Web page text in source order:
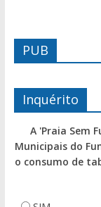
PUB
Inquérito
A 'Praia Sem
Municipais do
o consumo de